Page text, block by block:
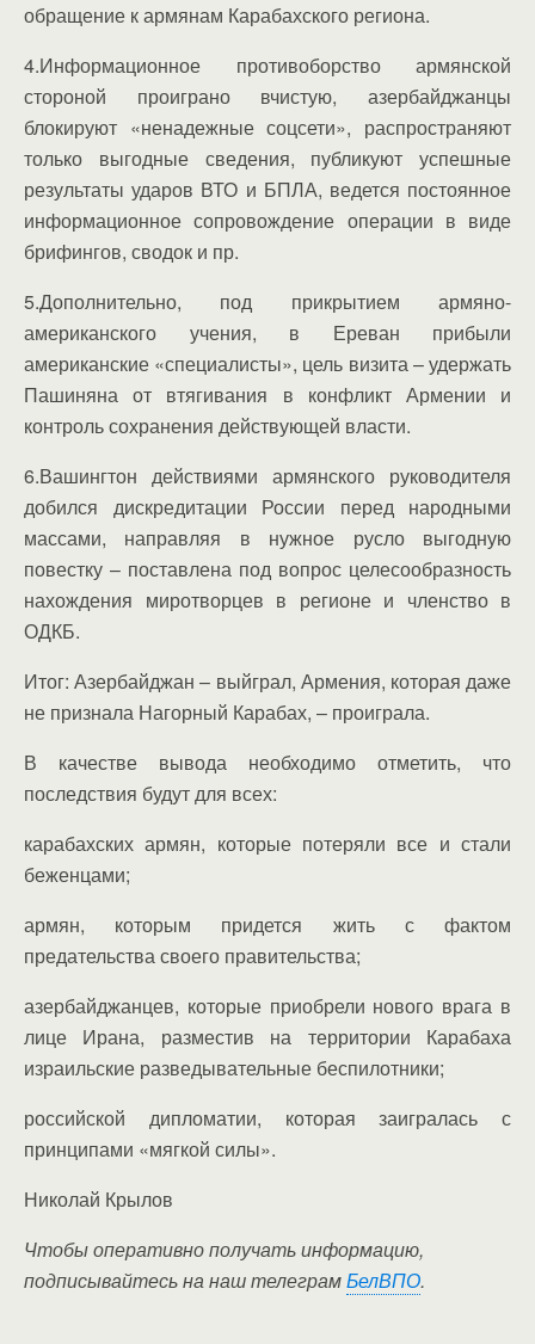
обращение к армянам Карабахского региона.
4.Информационное противоборство армянской
стороной проиграно вчистую, азербайджанцы
блокируют «ненадежные соцсети», распространяют
только выгодные сведения, публикуют успешные
результаты ударов ВТО и БПЛА, ведется постоянное
информационное сопровождение операции в виде
брифингов, сводок и пр.
5.Дополнительно, под прикрытием армяно-
американского учения, в Ереван прибыли
американские «специалисты», цель визита – удержать
Пашиняна от втягивания в конфликт Армении и
контроль сохранения действующей власти.
6.Вашингтон действиями армянского руководителя
добился дискредитации России перед народными
массами, направляя в нужное русло выгодную
повестку – поставлена под вопрос целесообразность
нахождения миротворцев в регионе и членство в
ОДКБ.
Итог: Азербайджан – выйграл, Армения, которая даже
не признала Нагорный Карабах, – проиграла.
В качестве вывода необходимо отметить, что
последствия будут для всех:
карабахских армян, которые потеряли все и стали
беженцами;
армян, которым придется жить с фактом
предательства своего правительства;
азербайджанцев, которые приобрели нового врага в
лице Ирана, разместив на территории Карабаха
израильские разведывательные беспилотники;
российской дипломатии, которая заигралась с
принципами «мягкой силы».
Николай Крылов
Чтобы оперативно получать информацию,
подписывайтесь на наш телеграмБелВПО.